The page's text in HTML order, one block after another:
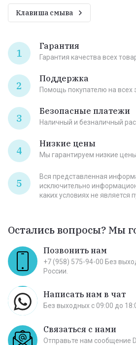
Клавиша смыва
1
Гарантия
Гарантия качества всех
2
Поддержка
Помощь покупателю на всех
3
Безопасные платежи
Наличный и безналичный
4
Низкие цены
Мы гарантируем низкие
5
Вся представленная
исключительно
каких условиях не является
Остались вопросы? Мы
Позвонить нам
+7 (958) 575-94-00 Без
России.
Написать нам в чат
Без выходных c 09:00 до
Связаться с нами
Отправьте нам сообщение